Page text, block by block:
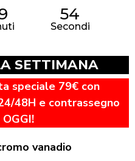
53
Secondi
SETTIMANA
speciale 79€ con
48H e contrassegno
OGGI!
vanadio